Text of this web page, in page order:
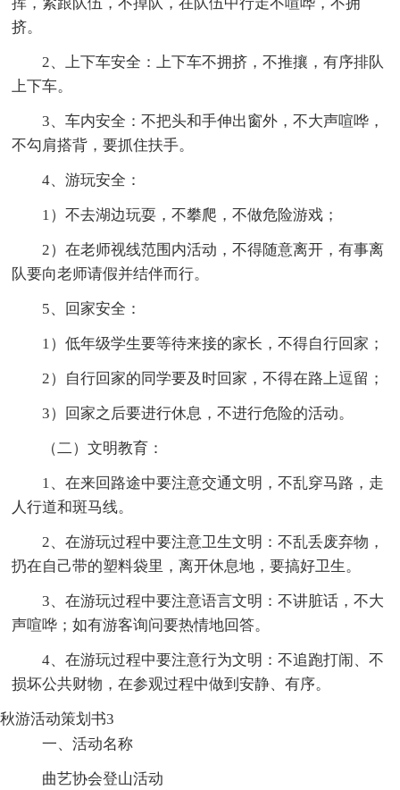
挤。
2、上下车安全：上下车不拥挤，不推攘，有序排队
上下车。
3、车内安全：不把头和手伸出窗外，不大声喧哗，
不勾肩搭背，要抓住扶手。
4、游玩安全：
1）不去湖边玩耍，不攀爬，不做危险游戏；
2）在老师视线范围内活动，不得随意离开，有事离
队要向老师请假并结伴而行。
5、回家安全：
1）低年级学生要等待来接的家长，不得自行回家；
2）自行回家的同学要及时回家，不得在路上逗留；
3）回家之后要进行休息，不进行危险的活动。
（二）文明教育：
1、在来回路途中要注意交通文明，不乱穿马路，走
人行道和斑马线。
2、在游玩过程中要注意卫生文明：不乱丢废弃物，
扔在自己带的塑料袋里，离开休息地，要搞好卫生。
3、在游玩过程中要注意语言文明：不讲脏话，不大
声喧哗；如有游客询问要热情地回答。
4、在游玩过程中要注意行为文明：不追跑打闹、不
损坏公共财物，在参观过程中做到安静、有序。
秋游活动策划书3
一、活动名称
曲艺协会登山活动